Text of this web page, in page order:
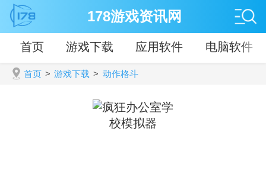
178游戏资讯网
首页 游戏下载 应用软件 电脑软件
首页 > 游戏下载 > 动作格斗